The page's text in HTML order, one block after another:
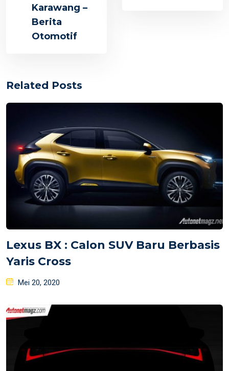
Karawang –
Berita
Otomotif
Related Posts
Lexus BX : Calon SUV Baru Berbasis
Yaris Cross
Posted
Mei 20, 2020